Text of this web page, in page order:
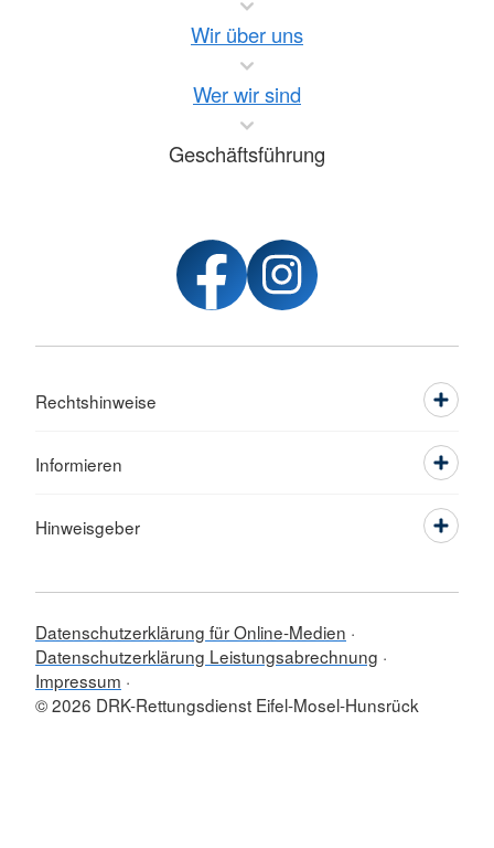
Wir über uns
Wer wir sind
Geschäftsführung
Rechtshinweise
Informieren
Hinweisgeber
Datenschutzerklärung für Online-Medien
Datenschutzerklärung Leistungsabrechnung
Impressum
© 2026 DRK-Rettungsdienst Eifel-Mosel-Hunsrück